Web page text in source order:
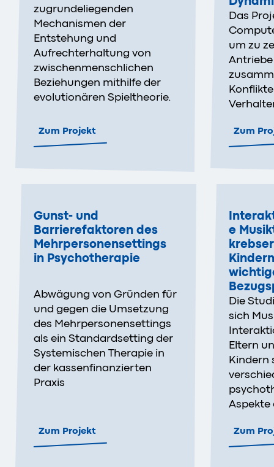
zugrundeliegenden
Mechanismen der
Entstehung und
Aufrechterhaltung von
zwischenmenschlichen
Beziehungen mithilfe der
evolutionären Spieltheorie.
Zum Projekt
Das
um zu
Zum
Gunst- und
Barrierefaktoren des
Mehrpersonensettings
in Psychotherapie
Abwägung von Gründen für
und gegen die Umsetzung
des Mehrpersonensettings
als ein Standardsetting der
Systemischen Therapie in
der kassenfinanzierten
Praxis
Zum Projekt
e
Die
sich
Eltern
Kindern
Aspekte
Zum